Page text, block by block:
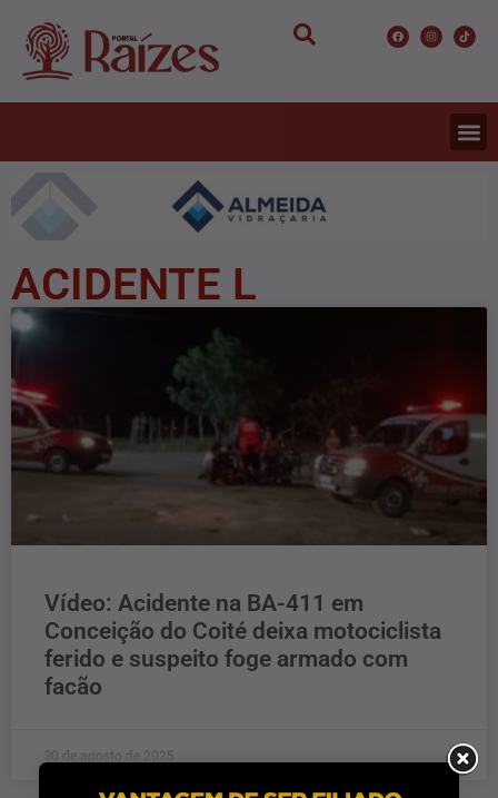
ACIDENTE L
Vídeo: Acidente na BA-411 em
Conceição do Coité deixa motociclista
ferido e suspeito foge armado com
facão
30 de agosto de 2025